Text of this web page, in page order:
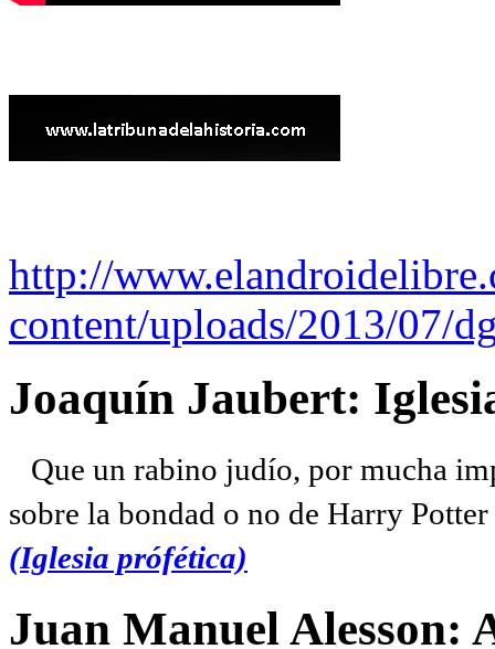
http://
content/uploads/2013/07/
Joaquín Jaubert:
Que un rabino judío, por mucha
sobre la bondad o no de Harry
(Iglesia prófética)
Juan Manuel Alesson: